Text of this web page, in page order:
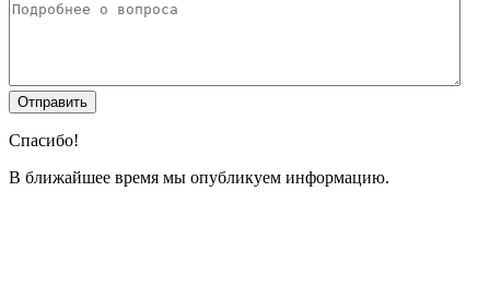
Спасибо!
В ближайшее время мы опубликуем информацию.